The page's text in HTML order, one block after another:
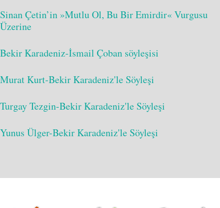
Sinan Çetin’in »Mutlu Ol, Bu Bir Emirdir« Vurgusu
Üzerine
Bekir Karadeniz-İsmail Çoban söyleşisi
Murat Kurt-Bekir Karadeniz'le Söyleşi
Turgay Tezgin-Bekir Karadeniz'le Söyleşi
Yunus Ülger-Bekir Karadeniz'le Söyleşi